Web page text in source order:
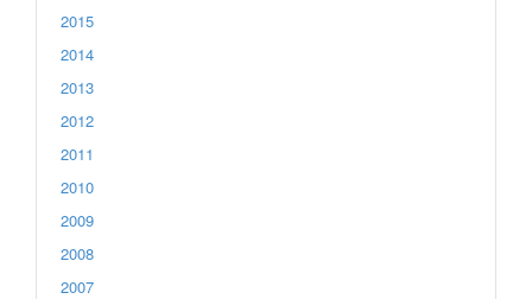
2015
2014
2013
2012
2011
2010
2009
2008
2007